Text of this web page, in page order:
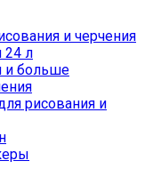
и черчения
24 л
и больше
рисования и